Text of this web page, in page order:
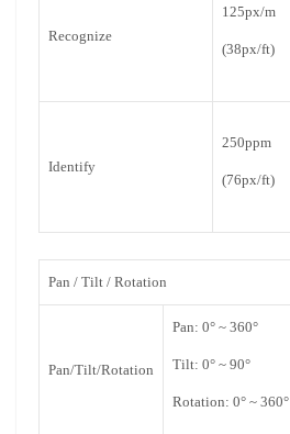
Recognize
125px/m
(38px/ft)
Identify
250ppm
(76px/ft)
Pan / Tilt / Rotation
Pan/Tilt/Rotation
Pan: 0° ~ 360°
Tilt: 0° ~ 90°
Rotation: 0° ~ 360°